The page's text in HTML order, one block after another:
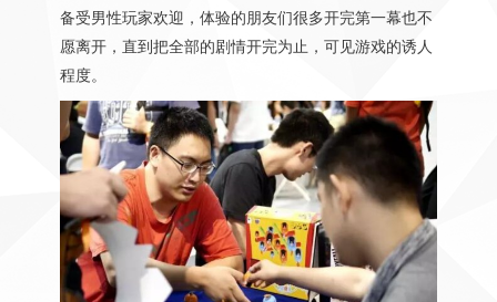
备受男性玩家欢迎，体验的朋友们很多开完第一幕也不
愿离开，直到把全部的剧情开完为止，可见游戏的诱人
程度。